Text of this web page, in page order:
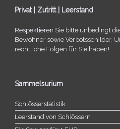
Privat | Zutritt | Leerstand
Respektieren Sie bitte unbe­dingt
Bewohner sowie Verbotsschilder.
recht­li­che Folgen für Sie haben!
Sammelsurium
Schlösserstatistik
Leerstand von Schlössern